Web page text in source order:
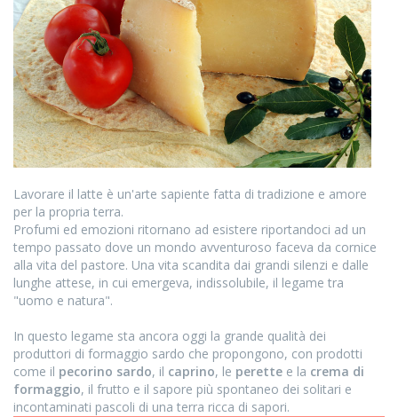
Lavorare il latte è un'arte sapiente fatta di tradizione e amore
per la propria terra.
Profumi ed emozioni ritornano ad esistere riportandoci ad un
tempo passato dove un mondo avventuroso faceva da cornice
alla vita del pastore. Una vita scandita dai grandi silenzi e dalle
lunghe attese, in cui emergeva, indissolubile, il legame tra
"uomo e natura".
In questo legame sta ancora oggi la grande qualità dei
produttori di formaggio sardo che propongono, con prodotti
come il pecorino sardo, il caprino, le perette e la crema di
formaggio, il frutto e il sapore più spontaneo dei solitari e
incontaminati pascoli di una terra ricca di sapori.